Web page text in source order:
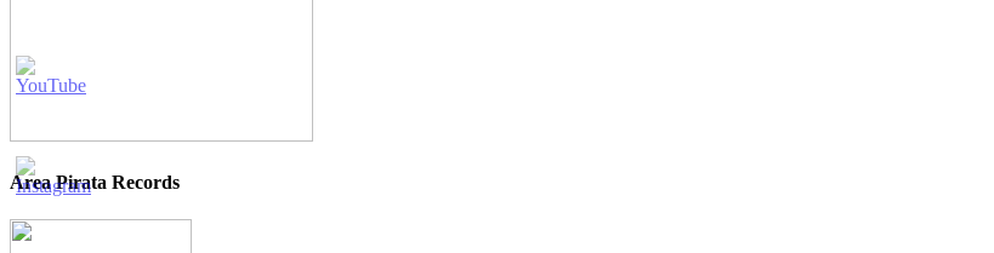
Area Pirata Records